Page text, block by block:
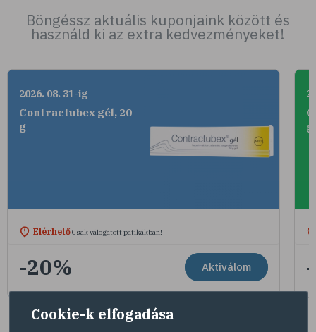
Böngéssz aktuális kuponjaink között és
használd ki az extra kedvezményeket!
2026. 08. 31-ig
Contractubex gél, 20
g
ElérhetőCsak válogatott patikákban!
-20% Aktiválom
Cookie-k elfogadása